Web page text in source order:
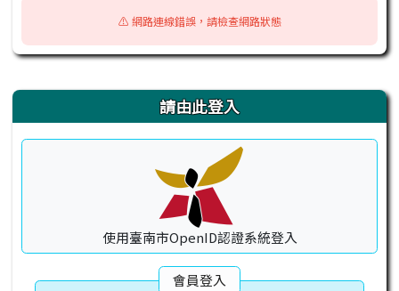
⚠️ 網路連線錯誤，請檢查網路狀態
右邊區域內容 請由此登入
使用臺南市OpenID認證系統登入
會員登入